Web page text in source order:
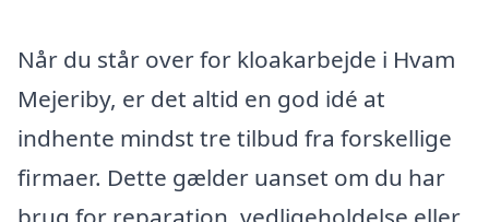
Når du står over for kloakarbejde i Hvam
Mejeriby, er det altid en god idé at
indhente mindst tre tilbud fra forskellige
firmaer. Dette gælder uanset om du har